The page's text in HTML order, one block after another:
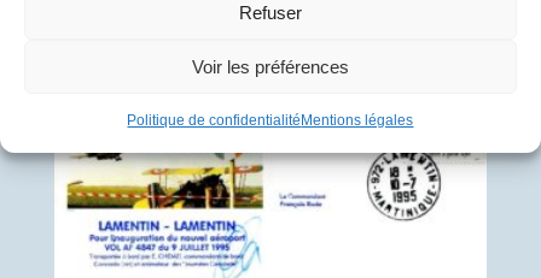
Refuser
Voir les préférences
Politique de confidentialité Mentions légales